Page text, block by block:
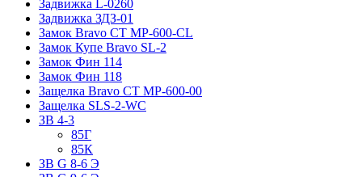
Задвижка L-0260
Задвижка ЗДЗ-01
Замок Bravo СТ MP-600-CL
Замок Купе Bravo SL-2
Замок Фин 114
Замок Фин 118
Защелка Bravo СТ MP-600-00
Защелка SLS-2-WC
ЗВ 4-3
85Г
85К
ЗВ G 8-6 Э